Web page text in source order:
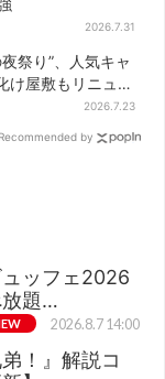
2026.7.31
祭り”、人気キャ
け屋敷もリニュー
2026.7.23
Recommended by
ッフェ2026
放題…
2026.8.7 14:00
！』解説コ